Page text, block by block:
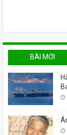
BÀI MỚI